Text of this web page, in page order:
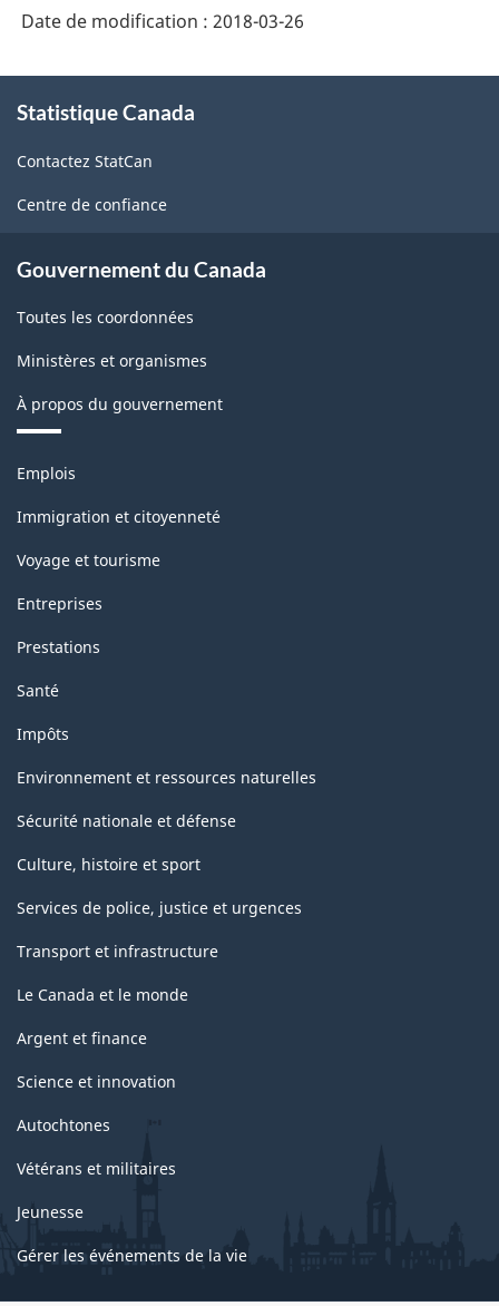
Date de modification : 2018-03-26
propos
ce
site
Statistique Canada
Contactez StatCan
Centre de confiance
Gouvernement du Canada
Toutes les coordonnées
Ministères et organismes
À propos du gouvernement
Thèmes
sujets
Emplois
Immigration et citoyenneté
Voyage et tourisme
Entreprises
Prestations
Santé
Impôts
Environnement et ressources naturelles
Sécurité nationale et défense
Culture, histoire et sport
Services de police, justice et urgences
Transport et infrastructure
Le Canada et le monde
Argent et finance
Science et innovation
Autochtones
Vétérans et militaires
Jeunesse
Gérer les événements de la vie